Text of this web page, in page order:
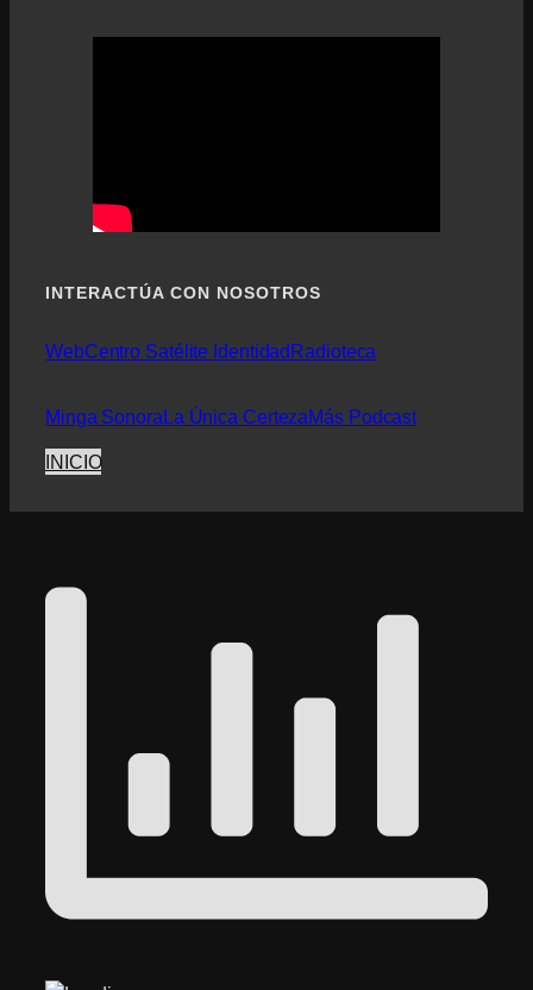
INTERACTÚA CON NOSOTROS
WebCentro Satélite Identidad Radioteca
Minga SonoraLa Única CertezaMás Podcast
INICIO